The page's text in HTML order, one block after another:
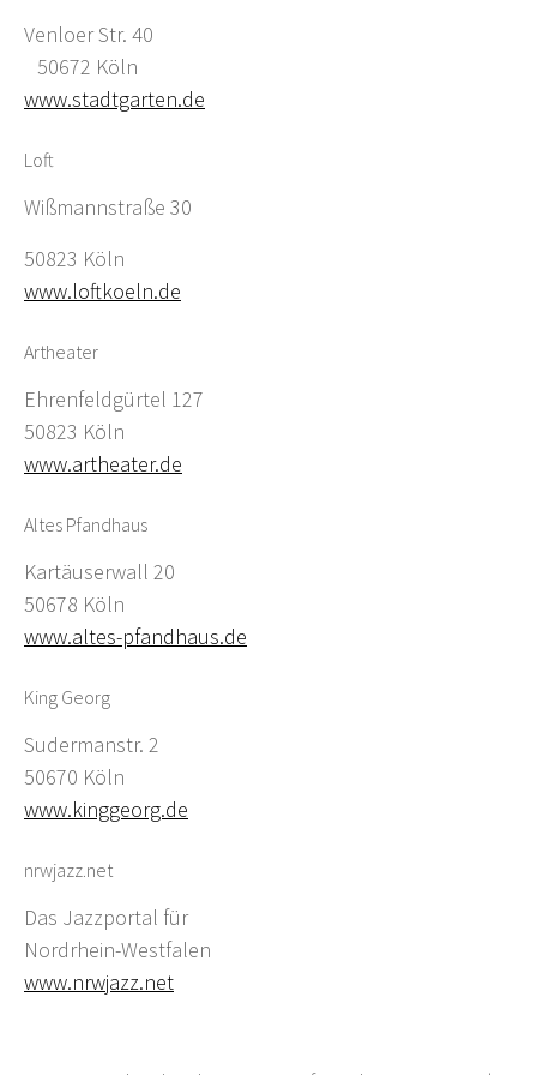
Venloer Str. 40
50672 Köln
www.stadtgarten.de
Loft
Wißmannstraße 30
50823 Köln
www.loftkoeln.de
Artheater
Ehrenfeldgürtel 127
50823 Köln
www.artheater.de
Altes Pfandhaus
Kartäuserwall 20
50678 Köln
www.altes-pfandhaus.de
King Georg
Sudermanstr. 2
50670 Köln
www.kinggeorg.de
nrwjazz.net
Das Jazzportal für
Nordrhein-Westfalen
www.nrwjazz.net